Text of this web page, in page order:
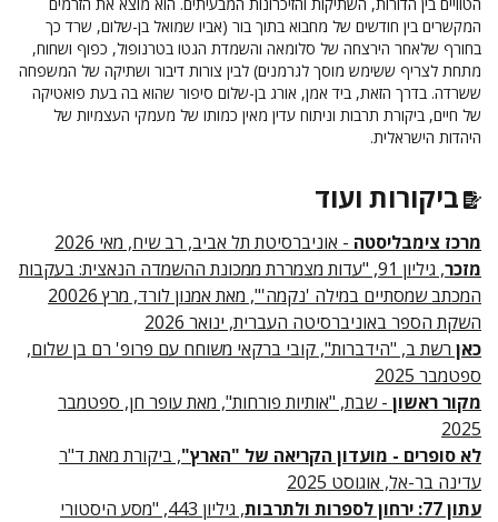
המקשרים בין חודשים של מחבוא בתוך בור (אביו שמואל בן-שלום, שרד כך
בחורף שלאחר הירצחה של סלומאה והשמדת הגטו בטרנופול, כפוף ושחוח,
מתחת לצריף ששימש מוסך לגרמנים) לבין צורות דיבור ושתיקה של המשפחה
ששרדה. בדרך הזאת, ביד אמן, אורג בן-שלום סיפור שהוא בה בעת פואטיקה
של חיים, ביקורת תרבות וניתוח עדין מאין כמותו של מעמקי העצמיות של
היהדות הישראלית.
ביקורות ועוד
מרכז צימבליסטה - אוניברסיטת תל אביב, רב שיח, מאי 2026
מזכר
, גיליון 91, "עדות מצמררת ממכונת ההשמדה הנאצית: בעקבות
המכתב שמסתיים במילה 'נקמה'", מאת אמנון לורד, מרץ 20026
השקת הספר באוניברסיטה העברית, ינואר 2026
כאן רשת ב, "הידברות", קובי ברקאי משוחח עם פרופ' רם בן שלום,
ספטמבר 2025
מקור ראשון - שבת, "אותיות פורחות", מאת עופר חן, ספטמבר
2025
לא סופרים - מועדון הקריאה של "הארץ", ביקורת מאת ד"ר
עדינה בר-אל, אוגוסט 2025
עתון 77: ירחון לספרות ולתרבות
, גיליון 443, "מסע היסטורי